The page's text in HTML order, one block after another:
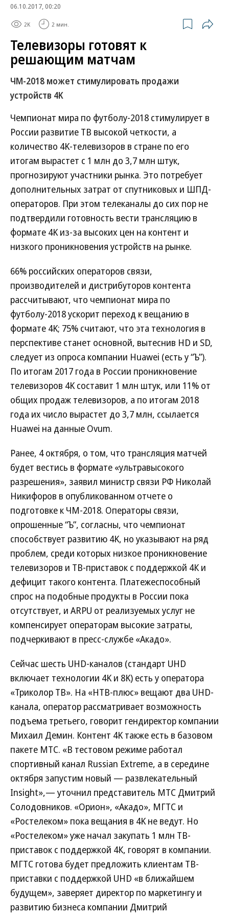
06.10.2017, 00:20
2K 2 мин.
Телевизоры готовят к
решающим матчам
ЧМ-2018 может стимулировать продажи
устройств 4K
Чемпионат мира по футболу-2018 стимулирует в
России развитие ТВ высокой четкости, а
количество 4K-телевизоров в стране по его
итогам вырастет с 1 млн до 3,7 млн штук,
прогнозируют участники рынка. Это потребует
дополнительных затрат от спутниковых и ШПД-
операторов. При этом телеканалы до сих пор не
подтвердили готовность вести трансляцию в
формате 4K из-за высоких цен на контент и
низкого проникновения устройств на рынке.
66% российских операторов связи,
производителей и дистрибуторов контента
рассчитывают, что чемпионат мира по
футболу-2018 ускорит переход к вещанию в
формате 4K; 75% считают, что эта технология в
перспективе станет основной, вытеснив HD и SD,
следует из опроса компании Huawei (есть у “Ъ”).
По итогам 2017 года в России проникновение
телевизоров 4K составит 1 млн штук, или 11% от
общих продаж телевизоров, а по итогам 2018
года их число вырастет до 3,7 млн, ссылается
Huawei на данные Ovum.
Ранее, 4 октября, о том, что трансляция матчей
будет вестись в формате «ультравысокого
разрешения», заявил министр связи РФ Николай
Никифоров в опубликованном отчете о
подготовке к ЧМ-2018. Операторы связи,
опрошенные “Ъ”, согласны, что чемпионат
способствует развитию 4K, но указывают на ряд
проблем, среди которых низкое проникновение
телевизоров и ТВ-приставок с поддержкой 4К и
дефицит такого контента. Платежеспособный
спрос на подобные продукты в России пока
отсутствует, и ARPU от реализуемых услуг не
компенсирует операторам высокие затраты,
подчеркивают в пресс-службе «Акадо».
Сейчас шесть UHD-каналов (стандарт UHD
включает технологии 4K и 8K) есть у оператора
«Триколор ТВ». На «НТВ-плюс» вещают два UHD-
канала, оператор рассматривает возможность
подъема третьего, говорит гендиректор компании
Михаил Демин. Контент 4K также есть в базовом
пакете МТС. «В тестовом режиме работал
спортивный канал Russian Extreme, а в середине
октября запустим новый — развлекательный
Insight»,— уточнил представитель МТС Дмитрий
Солодовников. «Орион», «Акадо», МГТС и
«Ростелеком» пока вещания в 4K не ведут. Но
«Ростелеком» уже начал закупать 1 млн ТВ-
приставок с поддержкой 4К, говорят в компании.
МГТС готова будет предложить клиентам ТВ-
приставки с поддержкой UHD «в ближайшем
будущем», заверяет директор по маркетингу и
развитию бизнеса компании Дмитрий